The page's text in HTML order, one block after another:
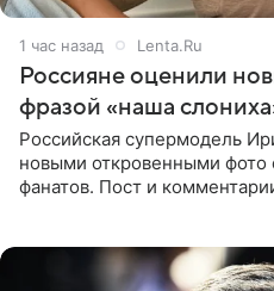
1 час назад Lenta.Ru
Россияне оценили
фразой «наша
Российская супермодель
новыми откровенными фото
фанатов. Пост и